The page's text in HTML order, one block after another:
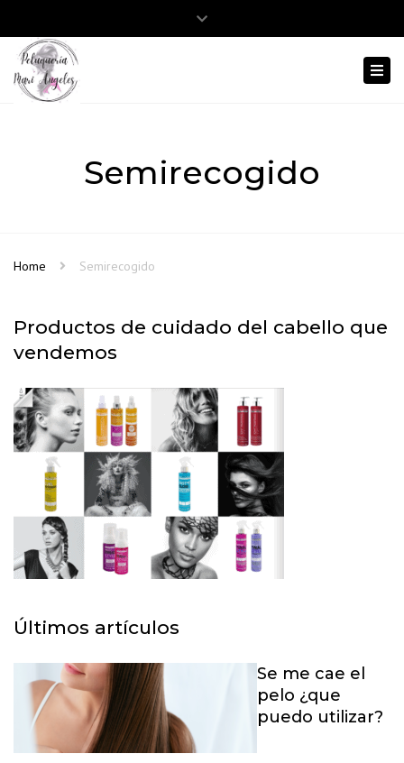
Abrir barra de herramientas
Close
Semirecogido
Home Semirecogido
Productos de cuidado del cabello que
vendemos
Últimos artículos
Se me cae el
pelo ¿que
puedo utilizar?